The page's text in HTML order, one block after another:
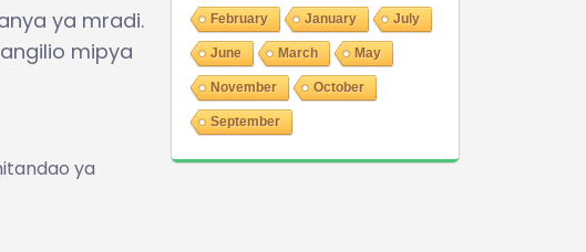
ya mradi.
mipya
ya
February January July
June March May
November October
September